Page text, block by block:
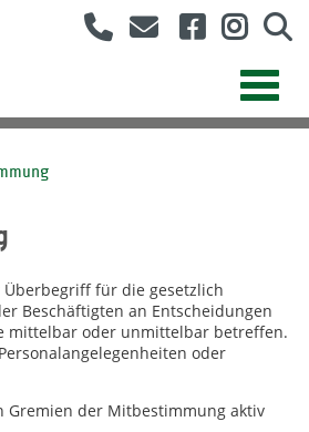
für die gesetzlich
Beschäftigten an Entscheidungen
mittelbar oder unmittelbar betreffen.
oder
Gremien der Mitbestimmung aktiv